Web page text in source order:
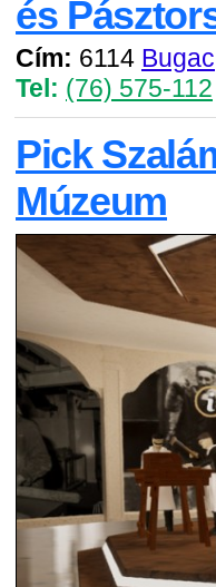
és
Cím: 6114 Bugac
Tel: (76) 575-112
Pick
Múzeum